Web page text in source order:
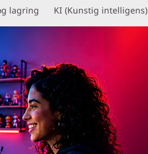
lagring KI (Kunstig intelligens)